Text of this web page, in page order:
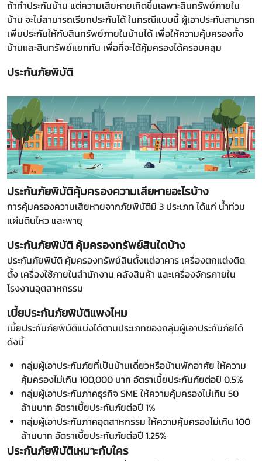
ถ้าทำประกันบ้าน แต่ความเสียหายเกิดขึ้นเฉพาะสินทรัพย์ภายใน
บ้าน จะไม่สามารถเรียกประกันได้ ในกรณีแบบนี้ ผู้เอาประกันสามารถ
เพิ่มประกันให้กับสินทรัพย์ภายในบ้านได้ เพื่อให้ความคุ้มครองทั้ง
บ้านและสินทรัพย์แยกกัน เพื่อที่จะได้คุ้มครองได้ครอบคลุม
ประกันภัยพิบัติ
ประกันภัยพิบัติคุ้มครองความเสียหายอะไรบ้าง
การคุ้มครองความเสียหายจากภัยพิบัติมี 3 ประเภท ได้แก่ น้ำท่วม
แผ่นดินไหว และพายุ
ประกันภัยพิบัติ คุ้มครองทรัพย์สินใดบ้าง
ประกันภัยพิบัติ คุ้มครองทรัพย์สินตั้งแต่อาคาร เครื่องตกแต่งติด
ตั้ง เครื่องใช้ภายในสำนักงาน คลังสินค้า และเครื่องจักรภายใน
โรงงานอุตสาหกรรม
เบี้ยประกันภัยพิบัติแพงไหม
เบี้ยประกันภัยพิบัติแบ่งได้ตามประเภทของกลุ่มผู้เอาประกันภัยได้
ดังนี้
กลุ่มผู้เอาประกันภัยที่เป็นบ้านเดี่ยวหรือบ้านพักอาศัย ให้ความ
คุ้มครองไม่เกิน 100,000 บาท อัตราเบี้ยประกันภัยต่อปี 0.5%
กลุ่มผู้เอาประกันภาคธุรกิจ SME ให้ความคุ้มครองไม่เกิน 50
ล้านบาท อัตราเบี้ยประกันภัยต่อปี 1%
กลุ่มผู้เอาประกันภาคอุตสาหกรรม ให้ความคุ้มครองไม่เกิน 100
ล้านบาท อัตราเบี้ยประกันภัยต่อปี 1.25%
ประกันภัยพิบัติเหมาะกับใคร